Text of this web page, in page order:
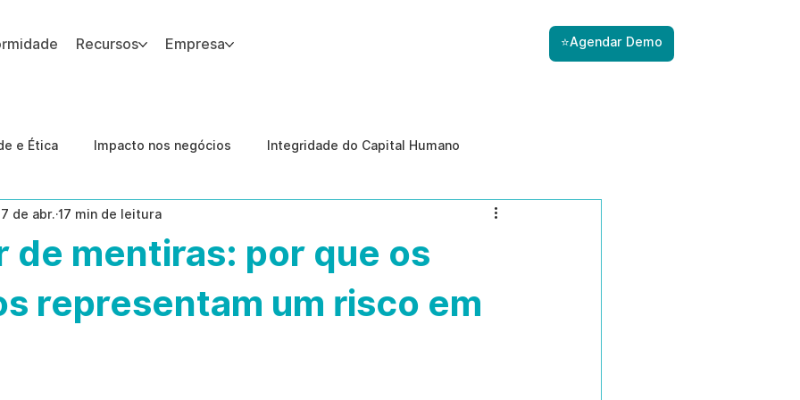
Recursos Empresa ⭐Agendar Demo
e Ética Impacto nos negócios Integridade do Capital Humano
Estudos de caso Gestão de Riscos com IA
Internas revenção de ameaças internas
de mentiras: por que os
representam um risco em
de abr. 17 min de leitura